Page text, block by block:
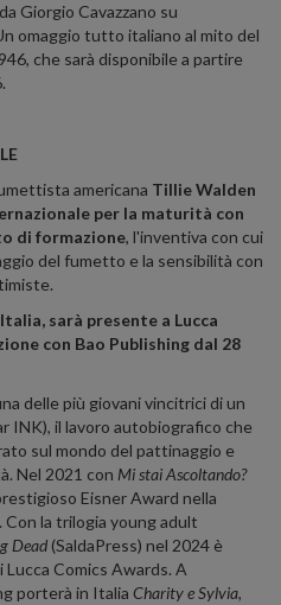
Giorgio Cavazzano su
omaggio tutto italiano al mito del
che sarà disponibile a partire
americana Tillie Walden
per la maturità con
di formazione, l'inventiva con cui
del fumetto e la sensibilità con
sarà presente a Lucca
con Bao Publishing dal 28
delle più giovani vincitrici di un
INK), il lavoro autobiografico che
sul mondo del pattinaggio e
Nel 2021 con Mi stai Ascoltando?
Eisner Award nella
la trilogia young adult
Dead (SaldaPress) nel 2024 è
Comics Awards. A
porterà in Italia Charity e Sylvia,